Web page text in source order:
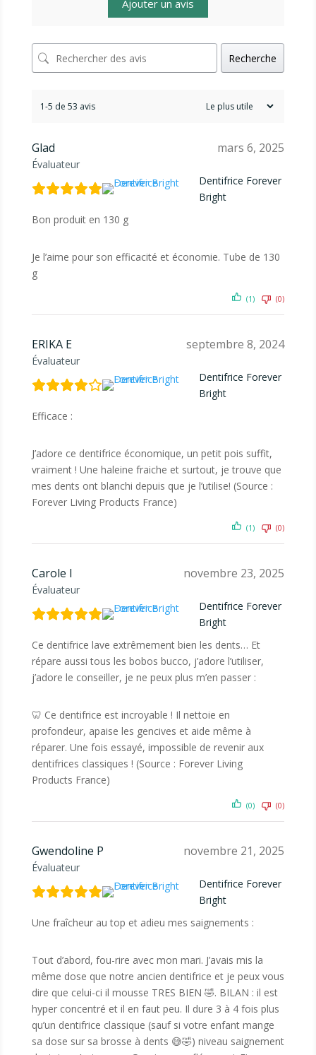
Ajouter un avis
Recherche
1-5 de 53 avis
Glad
Évaluateur
mars 6, 2025
Dentifrice Forever
Bright
Bon produit en 130 g
Je l’aime pour son efficacité et économie. Tube de 130
g
(1) (0)
ERIKA E
Évaluateur
septembre 8, 2024
Dentifrice Forever
Bright
Efficace :
J’adore ce dentifrice économique, un petit pois suffit,
vraiment ! Une haleine fraiche et surtout, je trouve que
mes dents ont blanchi depuis que je l’utilise! (Source :
Forever Living Products France)
(1) (0)
Carole I
Évaluateur
novembre 23, 2025
Dentifrice Forever
Bright
Ce dentifrice lave extrêmement bien les dents… Et
répare aussi tous les bobos bucco, j’adore l’utiliser,
j’adore le conseiller, je ne peux plus m’en passer :
🦷 Ce dentifrice est incroyable ! Il nettoie en
profondeur, apaise les gencives et aide même à
réparer. Une fois essayé, impossible de revenir aux
dentifrices classiques ! (Source : Forever Living
Products France)
(0) (0)
Gwendoline P
Évaluateur
novembre 21, 2025
Dentifrice Forever
Bright
Une fraîcheur au top et adieu mes saignements :
Tout d’abord, fou-rire avec mon mari. J’avais mis la
même dose que notre ancien dentifrice et je peux vous
dire que celui-ci il mousse TRES BIEN 🤣. BILAN : il est
hyper concentré et il en faut peu. Il dure 3 à 4 fois plus
qu’un dentifrice classique (sauf si votre enfant mange
sa dose sur sa brosse à dents 😅🤣) niveau saignement